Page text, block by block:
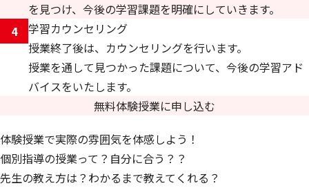
を見つけ、今後の学習課題を明確にしていきます。
4
学習カウンセリング
授業終了後は、カウンセリングを行います。
授業を通して見つかった課題について、今後の学習アド
バイスをいたします。
無料体験授業に申し込む
体験授業で実際の雰囲気を体感しよう！
個別指導の授業って？自分に合う？？
先生の教え方は？わかるまで教えてくれる？